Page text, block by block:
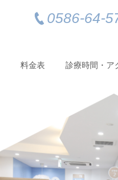
0586-64-
料金表 診療時間・ア